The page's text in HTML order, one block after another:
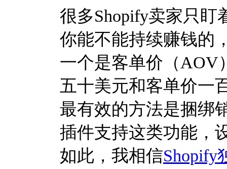
很多Shopify卖家只盯
你能不能持续赚钱的
一个是客单价（AOV
五十美元和客单价一
最有效的方法是捆绑
插件支持这类功能，
如此，我相信Shopify